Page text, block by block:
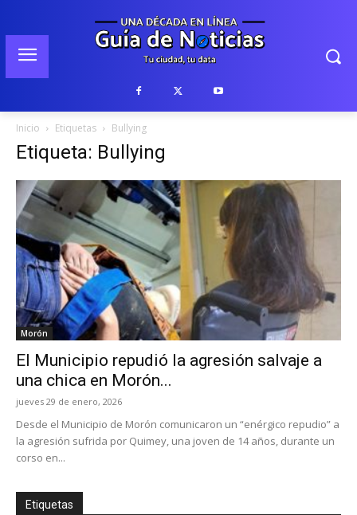
Inicio Etiquetas Bullying
Etiqueta: Bullying
Morón
El Municipio repudió la agresión salvaje a
una chica en Morón...
jueves 29 de enero, 2026
Desde el Municipio de Morón comunicaron un “enérgico repudio” a
la agresión sufrida por Quimey, una joven de 14 años, durante un
corso en...
Etiquetas